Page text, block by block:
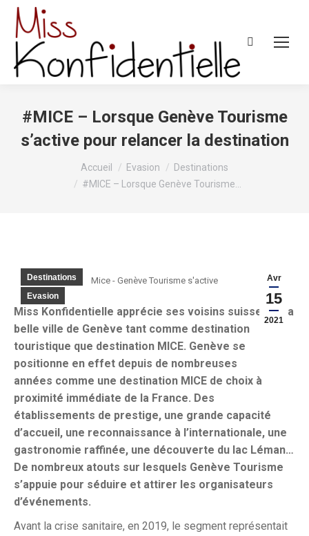
Recherche
#MICE – Lorsque Genève Tourisme
s’active pour relancer la destination
Accueil Evasion
Destinations
#MICE – Lorsque Genève Tourisme…
Avr
15
2021
Destinations
Evasion
Mice - Genève Tourisme s'active
Miss Konfidentielle apprécie ses voisins suisses et la
belle ville de Genève tant comme destination
touristique que destination MICE. Genève se
positionne en effet depuis de nombreuses
années comme une destination MICE de choix à
proximité immédiate de la France. Des
établissements de prestige, une grande capacité
d’accueil, une reconnaissance à l’internationale, une
gastronomie raffinée, une découverte du lac Léman…
De nombreux atouts sur lesquels Genève Tourisme
s’appuie pour séduire et attirer les organisateurs
d’événements.
Avant la crise sanitaire, en 2019, le segment représentait